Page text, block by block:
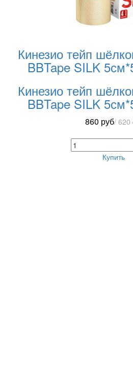
Кинезио тейп
BBTape SILK
Кинезио тейп
BBTape SILK
860 руб/ 620
Купить